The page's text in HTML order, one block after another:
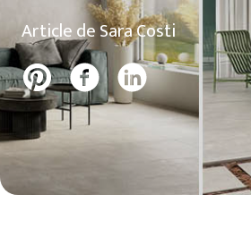
Article de Sara Costi